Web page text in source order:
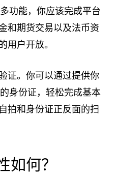
功能，你应该完成平台
和期货交易以及法币资
用户开放。
证。你可以通过提供你
身份证，轻松完成基本
拍和身份证正反面的扫
如何？